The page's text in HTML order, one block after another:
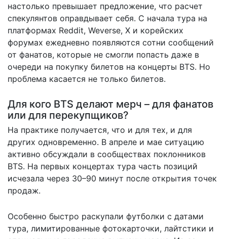
настолько превышает предложение, что расчет
спекулянтов оправдывает себя. С начала тура на
платформах Reddit, Weverse, X и корейских
форумах ежедневно появляются сотни сообщений
от фанатов, которые не смогли попасть даже в
очереди на покупку билетов на концерты BTS. Но
проблема касается не только билетов.
Для кого BTS делают мерч – для фанатов
или для перекупщиков?
На практике получается, что и для тех, и для
других одновременно. В апреле и мае ситуацию
активно обсуждали в сообществах поклонников
BTS. На первых концертах тура часть позиций
исчезала через 30–90 минут после открытия точек
продаж.
Особенно быстро раскупали футболки с датами
тура, лимитированные фотокарточки, лайтстики и